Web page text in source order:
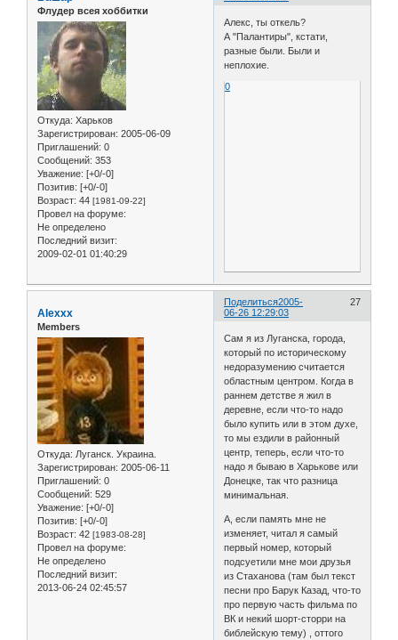
Флудер всея хоббитки
Откуда: Харьков
Зарегистрирован: 2005-06-09
Приглашений: 0
Сообщений: 353
Уважение: [+0/-0]
Позитив: [+0/-0]
Возраст: 44 [1981-09-22]
Провел на форуме:
Не определено
Последний визит:
2009-02-01 01:40:29
Алекс, ты откель?
А "Палантиры", кстати,
разные были. Были и
неплохие.
0
Поделиться 27
2005-
06-26 12:29:03
Alexxx
Members
Откуда: Луганск. Украина.
Зарегистрирован: 2005-06-11
Приглашений: 0
Сообщений: 529
Уважение: [+0/-0]
Позитив: [+0/-0]
Возраст: 42 [1983-08-28]
Провел на форуме:
Не определено
Последний визит:
2013-06-24 02:45:57
Сам я из Луганска, города,
который по историческому
недоразумению считается
областным центром. Когда в
раннем детстве я жил в
деревне, если что-то надо
было купить или в этом духе,
то мы ездили в районный
центр, теперь, если что-то
надо я бываю в Харькове или
Донецке, так что разница
минимальная.
А, если память мне не
изменяет, читал я самый
первый номер, который
подсуетили мне мои друзья
из Стаханова (там был текст
песни про Барук Казад, что-то
про первую часть фильма по
ВК и некий шорт-сторри на
библейскую тему) , оттого